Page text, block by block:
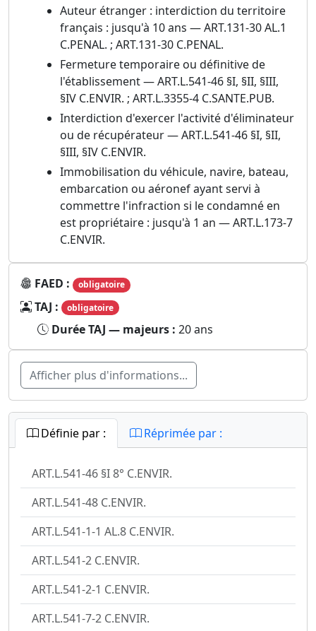
Auteur étranger : interdiction du territoire
français : jusqu'à 10 ans — ART.131-30 AL.1
C.PENAL. ; ART.131-30 C.PENAL.
Fermeture temporaire ou définitive de
l'établissement — ART.L.541-46 §I, §II, §III,
§IV C.ENVIR. ; ART.L.3355-4 C.SANTE.PUB.
Interdiction d'exercer l'activité d'éliminateur
ou de récupérateur — ART.L.541-46 §I, §II,
§III, §IV C.ENVIR.
Immobilisation du véhicule, navire, bateau,
embarcation ou aéronef ayant servi à
commettre l'infraction si le condamné en
est propriétaire : jusqu'à 1 an — ART.L.173-7
C.ENVIR.
FAED : obligatoire
TAJ : obligatoire
Durée TAJ — majeurs : 20 ans
Afficher plus d'informations...
Définie par : Réprimée par :
ART.L.541-46 §I 8° C.ENVIR.
ART.L.541-48 C.ENVIR.
ART.L.541-1-1 AL.8 C.ENVIR.
ART.L.541-2 C.ENVIR.
ART.L.541-2-1 C.ENVIR.
ART.L.541-7-2 C.ENVIR.